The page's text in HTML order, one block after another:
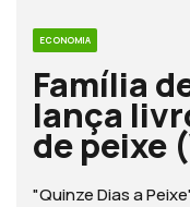
ECONOMIA
Família
lança
de peixe
"Quinze Dias a